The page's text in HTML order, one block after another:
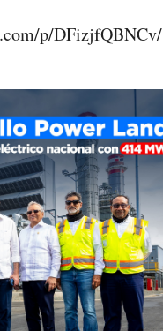
p/DFizjfQBNCv/